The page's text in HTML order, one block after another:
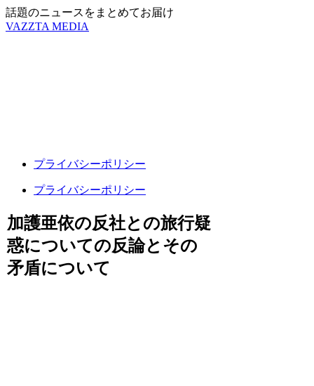
話題のニュースをまとめてお届け
VAZZTA MEDIA
プライバシーポリシー
プライバシーポリシー
加護亜依の反社との旅行疑
惑についての反論とその
矛盾について